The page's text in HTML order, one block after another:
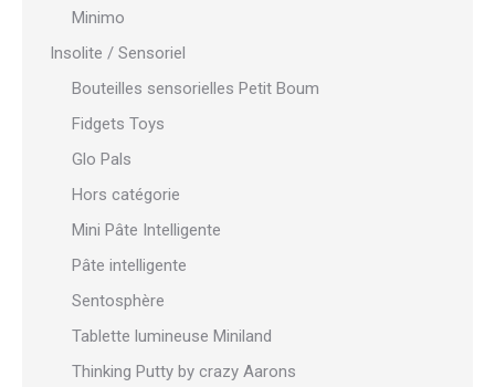
Minimo
Insolite / Sensoriel
Bouteilles sensorielles Petit Boum
Fidgets Toys
Glo Pals
Hors catégorie
Mini Pâte Intelligente
Pâte intelligente
Sentosphère
Tablette lumineuse Miniland
Thinking Putty by crazy Aarons